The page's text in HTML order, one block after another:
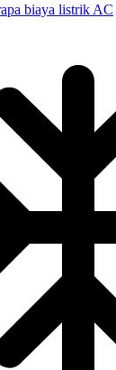
biaya listrik AC